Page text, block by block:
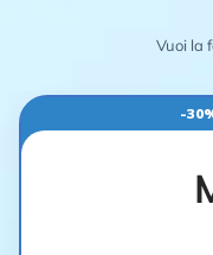
Vuoi la
-